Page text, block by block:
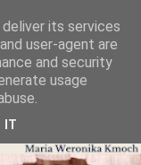
its services
user-agent are
and security
usage
IT